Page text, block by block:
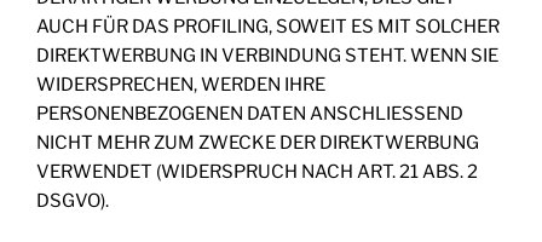
AUCH FÜR DAS PROFILING, SOWEIT ES MIT SOLCHER
DIREKTWERBUNG IN VERBINDUNG STEHT. WENN SIE
WIDERSPRECHEN, WERDEN IHRE
PERSONENBEZOGENEN DATEN ANSCHLIESSEND
NICHT MEHR ZUM ZWECKE DER DIREKTWERBUNG
VERWENDET (WIDERSPRUCH NACH ART. 21 ABS. 2
DSGVO).